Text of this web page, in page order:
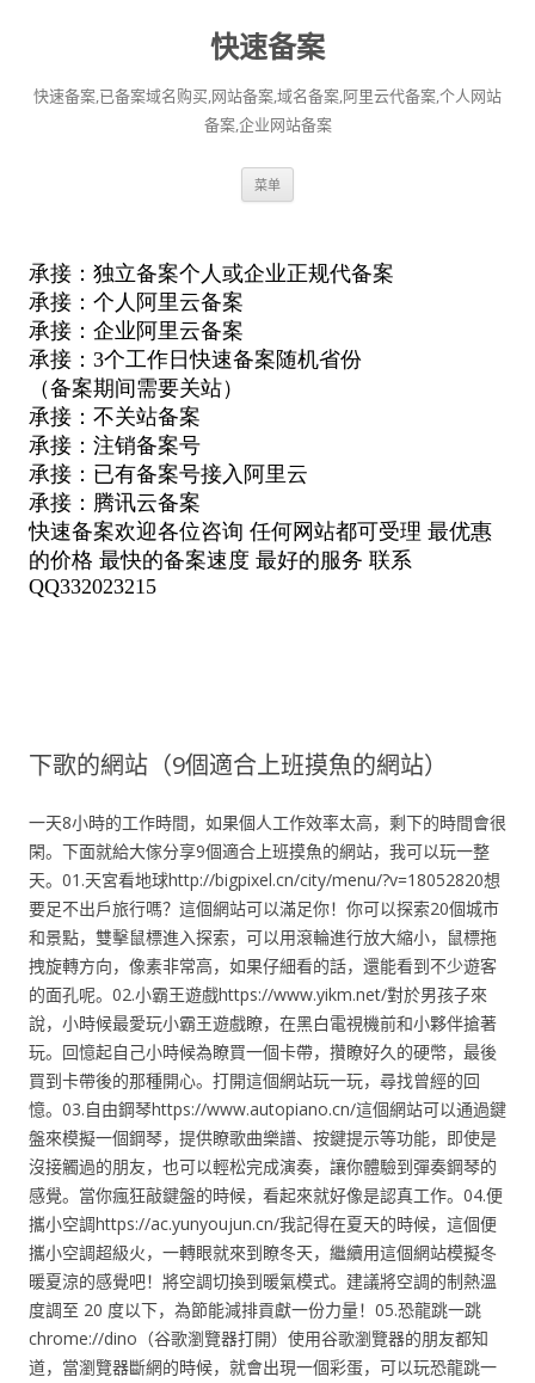
快速备案
快速备案,已备案域名购买,网站备案,域名备案,阿里云代备案,个人网站
备案,企业网站备案
菜单
下歌的網站（9個適合上班摸魚的網站）
一天8小時的工作時間，如果個人工作效率太高，剩下的時間會很
閑。下面就給大傢分享9個適合上班摸魚的網站，我可以玩一整
天。01.天宮看地球http://bigpixel.cn/city/menu/?v=18052820想
要足不出戶旅行嗎？這個網站可以滿足你！你可以探索20個城市
和景點，雙擊鼠標進入探索，可以用滾輪進行放大縮小，鼠標拖
拽旋轉方向，像素非常高，如果仔細看的話，還能看到不少遊客
的面孔呢。02.小霸王遊戲https://www.yikm.net/對於男孩子來
說，小時候最愛玩小霸王遊戲瞭，在黑白電視機前和小夥伴搶著
玩。回憶起自己小時候為瞭買一個卡帶，攢瞭好久的硬幣，最後
買到卡帶後的那種開心。打開這個網站玩一玩，尋找曾經的回
憶。03.自由鋼琴https://www.autopiano.cn/這個網站可以通過鍵
盤來模擬一個鋼琴，提供瞭歌曲樂譜、按鍵提示等功能，即使是
沒接觸過的朋友，也可以輕松完成演奏，讓你體驗到彈奏鋼琴的
感覺。當你瘋狂敲鍵盤的時候，看起來就好像是認真工作。04.便
攜小空調https://ac.yunyoujun.cn/我記得在夏天的時候，這個便
攜小空調超級火，一轉眼就來到瞭冬天，繼續用這個網站模擬冬
暖夏涼的感覺吧！將空調切換到暖氣模式。建議將空調的制熱溫
度調至 20 度以下，為節能減排貢獻一份力量！05.恐龍跳一跳
chrome://dino（谷歌瀏覽器打開）使用谷歌瀏覽器的朋友都知
道，當瀏覽器斷網的時候，就會出現一個彩蛋，可以玩恐龍跳一